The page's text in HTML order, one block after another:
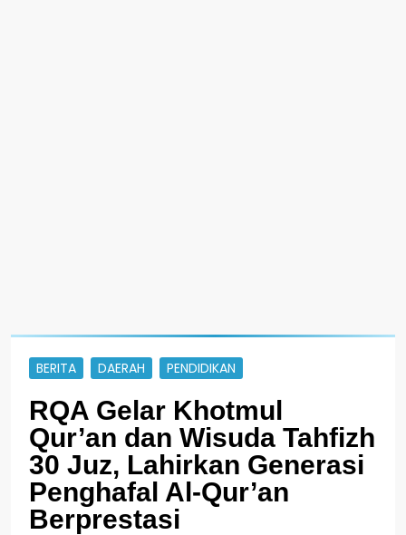
BERITA DAERAH PENDIDIKAN
RQA Gelar Khotmul
Qur’an dan Wisuda Tahfizh
30 Juz, Lahirkan Generasi
Penghafal Al-Qur’an
Berprestasi